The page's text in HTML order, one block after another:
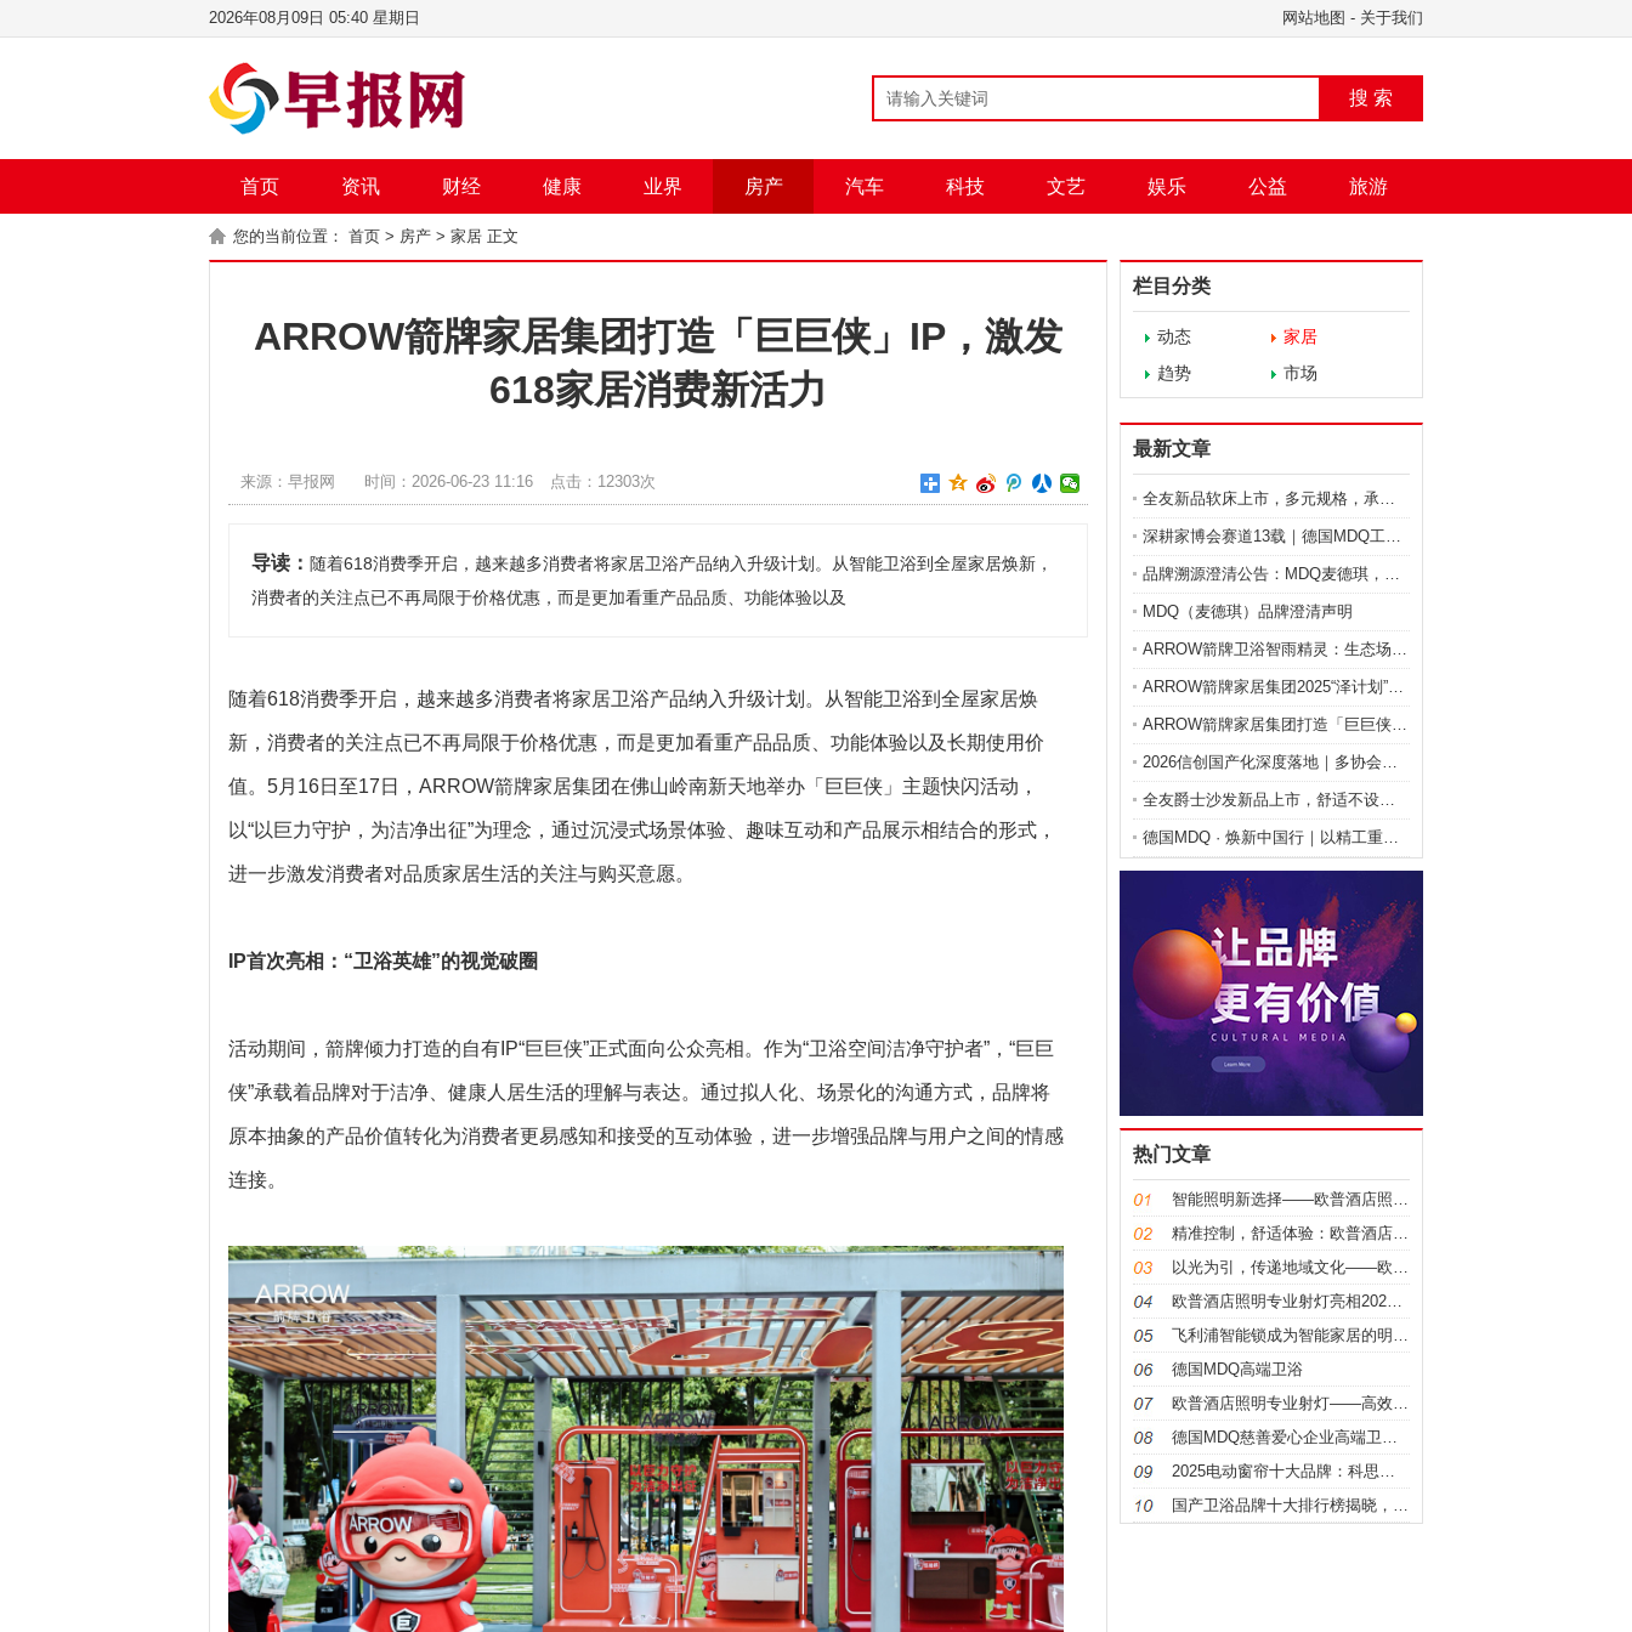
网站地图 - 关于我们
2026年08月09日 05:40 星期日
搜 索
首页 资讯 财经 健康 业界 房产 汽车 科技 文艺 娱乐 公益 旅游
您的当前位置： 首页 > 房产 > 家居 正文
ARROW箭牌家居集团打造「巨巨侠」IP，激发
618家居消费新活力
来源：早报网 时间：2026-06-23 11:16 点击： 12303次
导读： 随着618消费季开启，越来越多消费者将家居卫浴产品纳入升级计划。从智能卫浴到全屋家居焕新，
消费者的关注点已不再局限于价格优惠，而是更加看重产品品质、功能体验以及
随着618消费季开启，越来越多消费者将家居卫浴产品纳入升级计划。从智能卫浴到全屋家居焕
新，消费者的关注点已不再局限于价格优惠，而是更加看重产品品质、功能体验以及长期使用价
值。5月16日至17日，ARROW箭牌家居集团在佛山岭南新天地举办「巨巨侠」主题快闪活动，
以“以巨力守护，为洁净出征”为理念，通过沉浸式场景体验、趣味互动和产品展示相结合的形式，
进一步激发消费者对品质家居生活的关注与购买意愿。
IP首次亮相：“卫浴英雄”的视觉破圈
活动期间，箭牌倾力打造的自有IP“巨巨侠”正式面向公众亮相。作为“卫浴空间洁净守护者”，“巨巨
侠”承载着品牌对于洁净、健康人居生活的理解与表达。通过拟人化、场景化的沟通方式，品牌将
原本抽象的产品价值转化为消费者更易感知和接受的互动体验，进一步增强品牌与用户之间的情感
连接。
栏目分类
动态
家居
趋势
市场
最新文章
全友新品软床上市，多元规格，承载每一种生活状态
深耕家博会赛道13载｜德国MDQ工厂直供、正品溯源
品牌溯源澄清公告：MDQ麦德琪，始于1872柏林，
MDQ（麦德琪）品牌澄清声明
ARROW箭牌卫浴智雨精灵：生态场景协同，打造暖房
ARROW箭牌家居集团2025“泽计划”公益落地，
ARROW箭牌家居集团打造「巨巨侠」IP，激发61
2026信创国产化深度落地｜多协会权威背书，鸿鹄C
全友爵士沙发新品上市，舒适不设限，奢感零感双进阶
德国MDQ · 焕新中国行｜以精工重塑卫浴，用焕新
热门文章
智能照明新选择——欧普酒店照明专业射灯
精准控制，舒适体验：欧普酒店照明专业射灯助力酒店氛
以光为引，传递地域文化——欧普酒店照明专业射灯案例
欧普酒店照明专业射灯亮相2024酒店博览会，打造高
飞利浦智能锁成为智能家居的明星产品，安全便捷带来无
德国MDQ高端卫浴
欧普酒店照明专业射灯——高效节能，智能便捷
德国MDQ慈善爱心企业高端卫浴品牌
2025电动窗帘十大品牌：科思顿以技术创新引领智能
国产卫浴品牌十大排行榜揭晓，法恩莎卫浴以品质创新稳